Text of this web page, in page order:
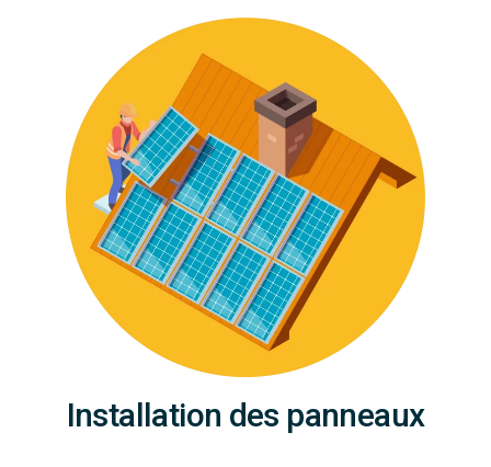
Installation des panneaux